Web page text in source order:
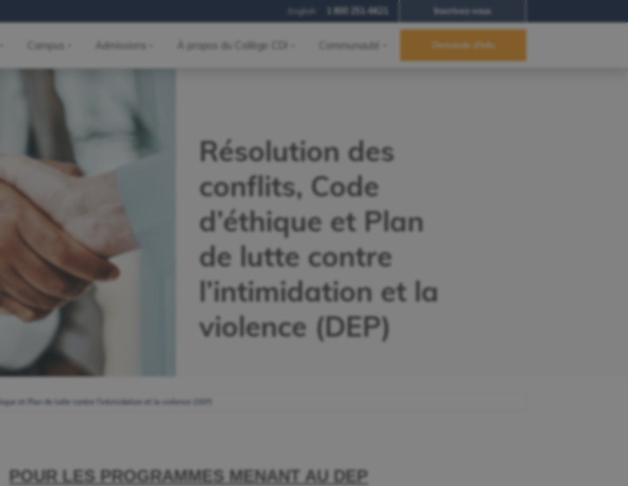
Inscrivez-vous
1 800 251-6621
English
Campus Admissions À propos du Collège CDI Communauté Demande d'info
Résolution des
conflits, Code
d’éthique et Plan
de lutte contre
l’intimidation et la
violence (DEP)
et Plan de lutte contre l’intimidation et la violence (DEP)
POUR LES PROGRAMMES MENANT AU DEP